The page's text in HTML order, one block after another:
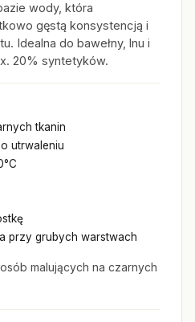
wody, która
gęstą konsystencją i
Idealna do bawełny, lnu i
20% syntetyków.
tkanin
utrwaleniu
przy grubych warstwach
malujących na czarnych